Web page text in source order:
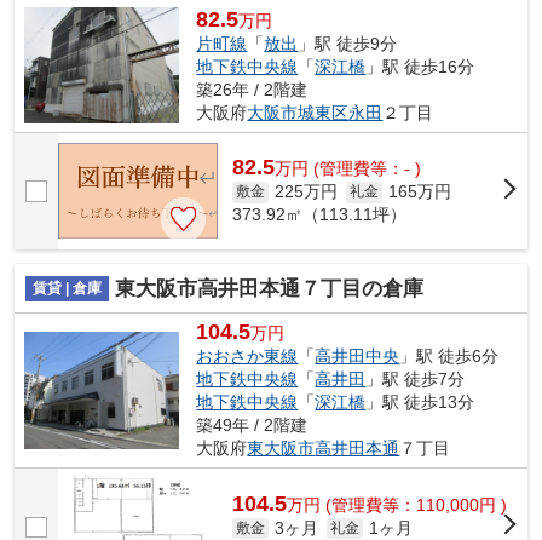
82.5万円
片町線 「放出 」駅 徒歩9分
地下鉄中央線 「深江橋 」駅 徒歩16分
築26年 / 2階建
大阪府大阪市城東区永田 ２丁目
82.5万円 (管理費等：- )
敷金 225万円 礼金
165万円
373.92㎡（113.11坪）
賃貸 | 倉庫 東大阪市高井田本通７丁目の倉庫
104.5万円
おおさか東線 「高井田中央 」駅 徒歩6分
地下鉄中央線 「高井田 」駅 徒歩7分
地下鉄中央線 「深江橋 」駅 徒歩13分
築49年 / 2階建
大阪府東大阪市高井田本通 ７丁目
104.5万円 (管理費等：110,000円 )
敷金 3ヶ月 礼金
1ヶ月